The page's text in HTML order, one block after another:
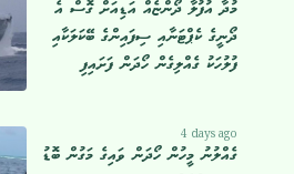
މުދާ އުފުލާ ދޯންޏެއް އަޑިއަށް ގޮސް އެ
ދޯނީގެ ކެޕްޓަނާއި ސިފައިންގެ ބޭކަލަކާއި
ފުލުހަކު ގެއްލިގެން ހޯދަން ފަށައިފި
4 days ago
ގެއްލުނު މީހުން ހޯދަން ވައިގެ މަގުން ބޮޑު